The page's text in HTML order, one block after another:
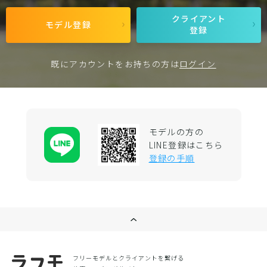
モデル登録
クライアント
登録
既にアカウントをお持ちの方はログイン
モデルの方の
LINE登録はこちら
登録の手順
フリーモデルとクライアントを繋げる